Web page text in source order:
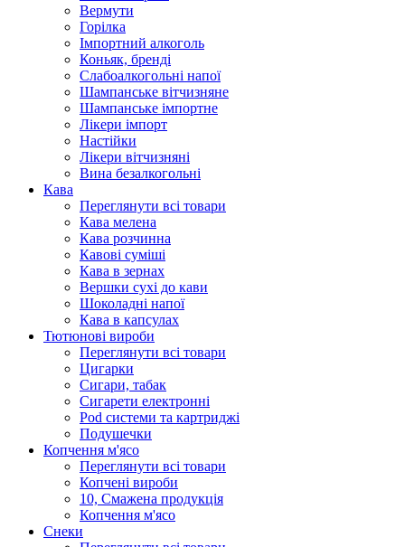
Вермути
Горілка
Імпортний алкоголь
Коньяк, бренді
Слабоалкогольні напої
Шампанське вітчизняне
Шампанське імпортне
Лікери імпорт
Настійки
Лікери вітчизняні
Вина безалкогольні
Кава
Переглянути всі товари
Кава мелена
Кава розчинна
Кавові суміші
Кава в зернах
Вершки сухі до кави
Шоколадні напої
Кава в капсулах
Тютюнові вироби
Переглянути всі товари
Цигарки
Сигари, табак
Сигарети електронні
Pod системи та картриджі
Подушечки
Копчення м'ясо
Переглянути всі товари
Копчені вироби
10, Смажена продукція
Копчення м'ясо
Снеки